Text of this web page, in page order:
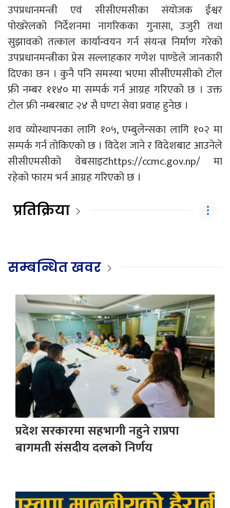
उपप्रधानमन्त्री एवं सीसीएमसीका संयोजक ईश्वर
पोखरेलको निर्देशनमा नागरिकका गुनासा, उजुरी तथा
सुझावको तत्काल कार्यान्वयन गर्न संयन्त्र निर्माण गरेको
उपप्रधानमन्त्रीका प्रेस सल्लाहकार गणेश पाण्डेले जानकारी
दिएका छन । कुनै पनि समस्या भएमा सीसीएमसीको टोल
फ्री नम्बर ११४० मा सम्पर्क गर्न आग्रह गरिएको छ । उक्त
टोल फ्री नम्बरबाट २४ सै घण्टा सेवा प्रवाह हुनेछ ।
शव व्योस्थापनका लागि १०५, एम्बुलेन्सका लागि १०२ मा
सम्पर्क गर्न तोकिएको छ । विदेश जाने र विदेशबाट आउनेले
सीसीएमसीको वेबसाइटhttps://ccmc.gov.np/मा
रहेको फारम भर्न आग्रह गरिएको छ ।
प्रतिक्रिया
सम्बन्धित खवर
प्रदेश सरकारमा सहभागी नहुने राप्रपा
बागमती संसदीय दलको निर्णय